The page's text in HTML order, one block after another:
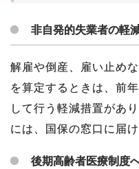
非自発的失業者の軽
解雇や倒産、雇い止め
を算定するときは、前
して行う軽減措置があ
には、国保の窓口に届
後期高齢者医療制度